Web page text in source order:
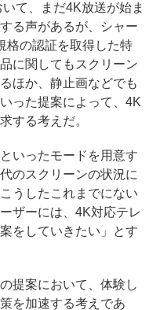
て、まだ4K放送が始ま
る声があるが、シャー
格の認証を取得した特
に関してもスクリーン
ほか、静止画などでも
った提案によって、4K
する考えだ。
いったモードを用意す
のスクリーンの状況に
うしたこれまでにない
ザーには、4K対応テレ
をしていきたい」とす
提案において、体験し
を加速する考えであ